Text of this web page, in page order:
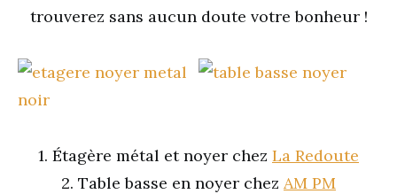
trouverez sans aucun doute votre bonheur !
1. Étagère métal et noyer chez La Redoute
2. Table basse en noyer chez AM PM